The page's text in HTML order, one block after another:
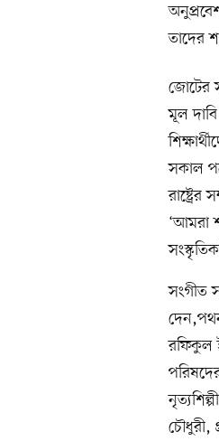
তাদের
জোটের
মূল
সকাল
‘আমরা
সংগীত
রফিকুল
চৌধুরী,